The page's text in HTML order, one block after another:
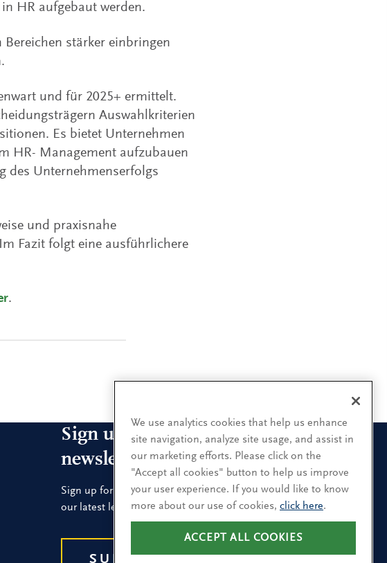
HR aufgebaut werden.
stärker einbringen
und für 2025+ ermittelt.
Auswahlkriterien
Es bietet Unternehmen
HR- Management aufzubauen
des Unternehmenserfolgs
und praxisnahe
Fazit folgt eine ausführlichere
.
Sign up for our leadership
newsletters
Sign up for the newsletters that interest you and receive
our latest leadership research and insights.
SUBSCRIBE
We use analytics cookies that help us enhance
site navigation, analyze site usage, and assist in
our marketing efforts. Please click on the
"Accept all cookies" button to help us improve
your user experience. If you would like to know
more about our use of cookies, click here.
ACCEPT ALL COOKIES